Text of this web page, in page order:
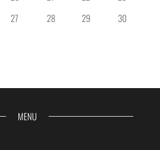
27 28 29
30
MENU